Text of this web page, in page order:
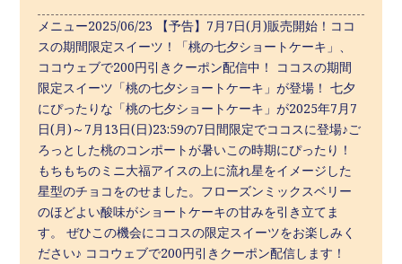
メニュー2025/06/23 【予告】7月7日(月)販売開始！ココ
スの期間限定スイーツ！「桃の七夕ショートケーキ」、
ココウェブで200円引きクーポン配信中！ ココスの期間
限定スイーツ「桃の七夕ショートケーキ」が登場！ 七夕
にぴったりな「桃の七夕ショートケーキ」が2025年7月7
日(月)～7月13日(日)23:59の7日間限定でココスに登場♪ご
ろっとした桃のコンポートが暑いこの時期にぴったり！
もちもちのミニ大福アイスの上に流れ星をイメージした
星型のチョコをのせました。フローズンミックスベリー
のほどよい酸味がショートケーキの甘みを引き立てま
す。 ぜひこの機会にココスの限定スイーツをお楽しみく
ださい♪ ココウェブで200円引きクーポン配信します！